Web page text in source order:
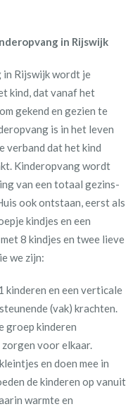
in Rijswijk
in Rijswijk wordt je
kind, dat vanaf het
gekend en gezien te
is in het leven
verband dat het kind
Kinderopvang wordt
van een totaal gezins-
ook ontstaan, eerst als
kindjes en een
8 kindjes en twee lieve
we zijn:
kinderen en een verticale
(vak) krachten.
groep kinderen
voor elkaar.
en doen mee in
de kinderen op vanuit
warmte en